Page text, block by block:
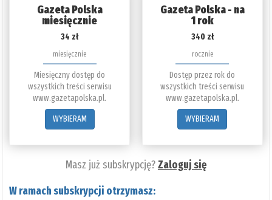
Gazeta Polska
miesięcznie
34 zł
miesięcznie
Miesięczny dostęp do
wszystkich treści serwisu
www.gazetapolska.pl.
WYBIERAM
Gazeta Polska - na
1 rok
340 zł
rocznie
Dostęp przez rok do
wszystkich treści serwisu
www.gazetapolska.pl.
WYBIERAM
Masz już subskrypcję?Zaloguj się
W ramach subskrypcji otrzymasz: